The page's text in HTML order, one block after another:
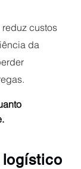
custos
da
logístico